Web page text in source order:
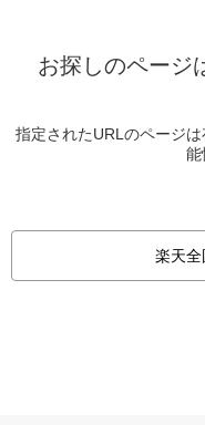
お探しのページ
指定されたURLのページ
能
楽天